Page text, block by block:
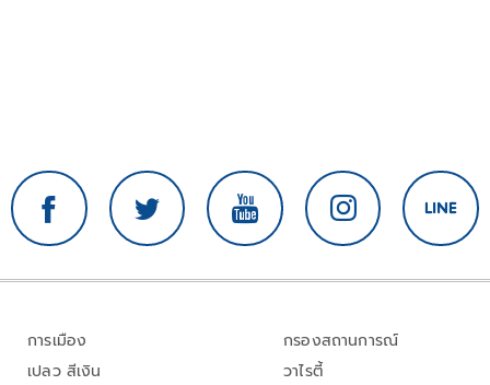
การเมือง
เปลว สีเงิน
กรองสถานการณ์
วาไรตี้